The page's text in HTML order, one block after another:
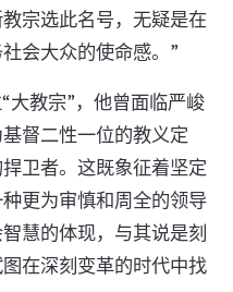
宗选此名号，无疑是在
会大众的使命感。”
大教宗”，他曾面临严峻
督二性一位的教义定
卫者。这既象征着坚定
更为审慎和周全的领导
慧的体现，与其说是刻
在深刻变革的时代中找